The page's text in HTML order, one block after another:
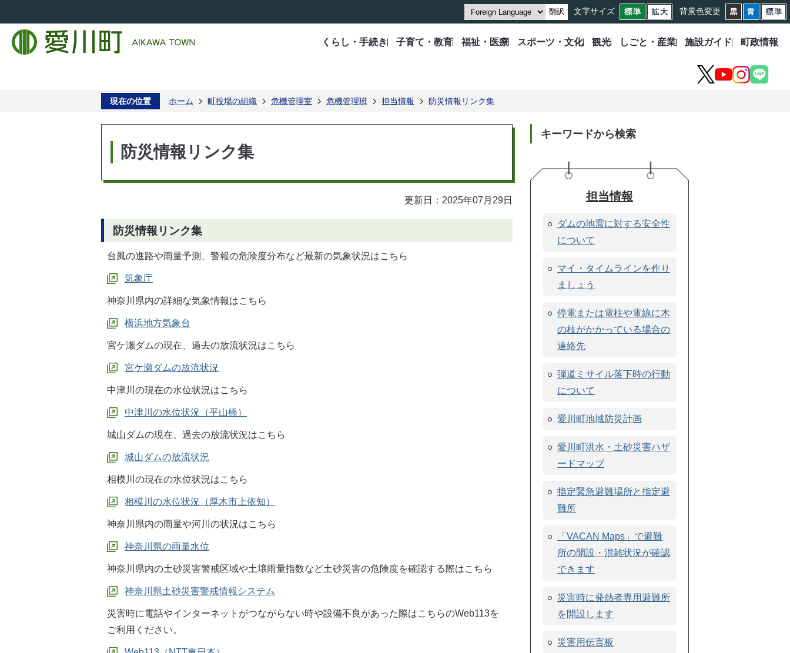
翻訳 文字サイズ 背景色変更
くらし・手続き 子育て・教育 福祉・医療 スポーツ・文化 観光 しごと・産業 施設ガイド 町政情報
X YouTube
Instagram
LINE
現在の位置 ホーム 町役場の組織 危機管理室 危機管理班 担当情報 防災情報リンク集
防災情報リンク集
更新日：2025年07月29日
防災情報リンク集
台風の進路や雨量予測、警報の危険度分布など最新の気象状況はこちら
気象庁
神奈川県内の詳細な気象情報はこちら
横浜地方気象台
宮ケ瀬ダムの現在、過去の放流状況はこちら
宮ケ瀬ダムの放流状況
中津川の現在の水位状況はこちら
中津川の水位状況（平山橋）
城山ダムの現在、過去の放流状況はこちら
城山ダムの放流状況
相模川の現在の水位状況はこちら
相模川の水位状況（厚木市上依知）
神奈川県内の雨量や河川の状況はこちら
神奈川県の雨量水位
神奈川県内の土砂災害警戒区域や土壌雨量指数など土砂災害の危険度を確認する際はこちら
神奈川県土砂災害警戒情報システム
災害時に電話やインターネットがつながらない時や設備不良があった際はこちらのWeb113を
ご利用ください。
キーワードから検索
担当情報
ダムの地震に対する安全性
について
マイ・タイムラインを作り
ましょう
停電または電柱や電線に木
の枝がかかっている場合の
連絡先
弾道ミサイル落下時の行動
について
愛川町地域防災計画
愛川町洪水・土砂災害ハザ
ードマップ
指定緊急避難場所と指定避
難所
「VACAN Maps」で避難
所の開設・混雑状況が確認
できます
災害時に発熱者専用避難所
を開設します
災害用伝言板